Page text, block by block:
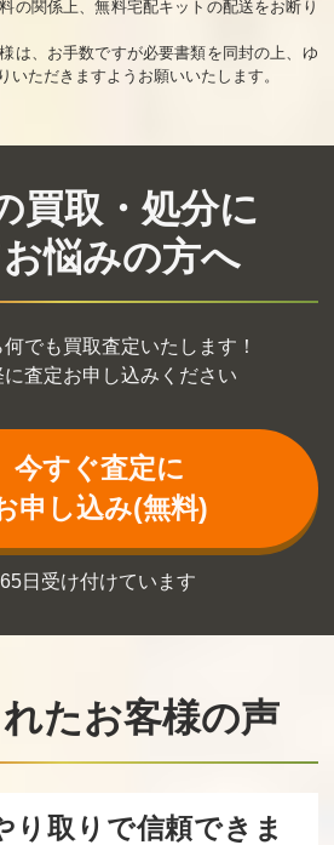
の関係上、無料宅配キットの配送をお断り
は、お手数ですが必要書類を同封の上、ゆ
いただきますようお願いいたします。
買取・処分に
悩みの方へ
でも買取査定いたします！
に査定お申し込みください
今すぐ査定に
申し込み(無料)
日受け付けています
たお客様の声
り取りで信頼できま